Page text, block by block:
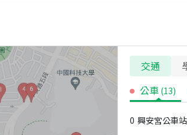
交通
公車 (13)
0 興安宮公車站